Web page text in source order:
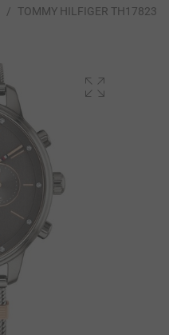
/ TOMMY HILFIGER TH1782304